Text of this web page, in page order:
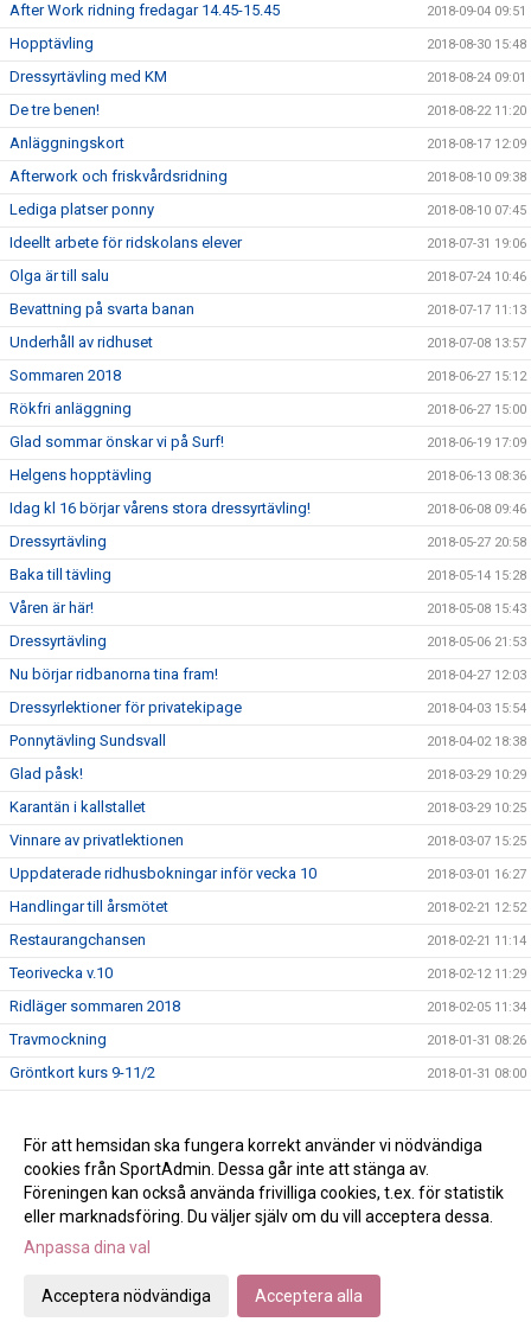
After Work ridning fredagar 14.45-15.45 2018-09-04 09:51
Hopptävling 2018-08-30 15:48
Dressyrtävling med KM 2018-08-24 09:01
De tre benen! 2018-08-22 11:20
Anläggningskort 2018-08-17 12:09
Afterwork och friskvårdsridning 2018-08-10 09:38
Lediga platser ponny 2018-08-10 07:45
Ideellt arbete för ridskolans elever 2018-07-31 19:06
Olga är till salu 2018-07-24 10:46
Bevattning på svarta banan 2018-07-17 11:13
Underhåll av ridhuset 2018-07-08 13:57
Sommaren 2018 2018-06-27 15:12
Rökfri anläggning 2018-06-27 15:00
Glad sommar önskar vi på Surf! 2018-06-19 17:09
Helgens hopptävling 2018-06-13 08:36
Idag kl 16 börjar vårens stora dressyrtävling! 2018-06-08 09:46
Dressyrtävling 2018-05-27 20:58
Baka till tävling 2018-05-14 15:28
Våren är här! 2018-05-08 15:43
Dressyrtävling 2018-05-06 21:53
Nu börjar ridbanorna tina fram! 2018-04-27 12:03
Dressyrlektioner för privatekipage 2018-04-03 15:54
Ponnytävling Sundsvall 2018-04-02 18:38
Glad påsk! 2018-03-29 10:29
Karantän i kallstallet 2018-03-29 10:25
Vinnare av privatlektionen 2018-03-07 15:25
Uppdaterade ridhusbokningar inför vecka 10 2018-03-01 16:27
Handlingar till årsmötet 2018-02-21 12:52
Restaurangchansen 2018-02-21 11:14
Teorivecka v.10 2018-02-12 11:29
Ridläger sommaren 2018 2018-02-05 11:34
Travmockning 2018-01-31 08:26
Gröntkort kurs 9-11/2 2018-01-31 08:00
Årsmöte 25/2 kl 18.00 2018-01-17 08:33
Vi letar en säljare! 2018-01-10 13:40
Vita ridbanan är skottad 2018-01-09 15:23
God jul!
Att lösa anläggningskort 2018
För att hemsidan ska fungera korrekt använder vi nödvändiga
cookies från SportAdmin. Dessa går inte att stänga av.
Föreningen kan också använda frivilliga cookies, t.ex. för statistik
eller marknadsföring. Du väljer själv om du vill acceptera dessa.
Anpassa dina val
Acceptera nödvändiga Acceptera alla